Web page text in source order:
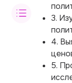
3.
4.
5.